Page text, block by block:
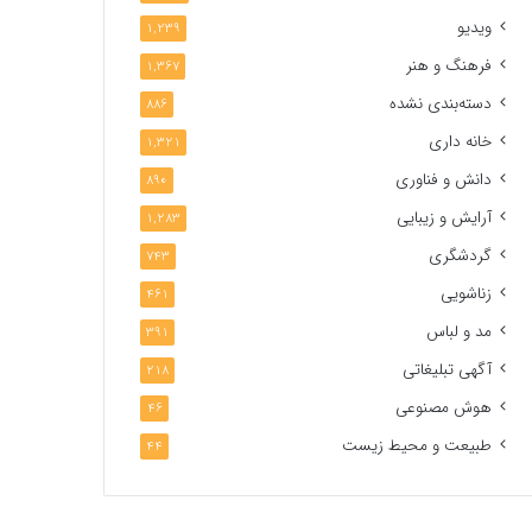
ویدیو 1,239
فرهنگ و هنر 1,367
دسته‌بندی نشده 886
خانه داری 1,321
دانش و فناوری 890
آرایش و زیبایی 1,283
گردشگری 743
زناشویی 461
مد و لباس 391
آگهی تبلیغاتی 218
هوش مصنوعی 46
طبیعت و محیط زیست 44